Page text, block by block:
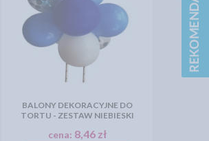
BALONY DEKORACYJNE DO
TORTU - ZESTAW NIEBIESKI
cena: 8,46 zł